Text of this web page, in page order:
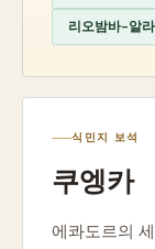
리오밤바-알
식민지 보석
쿠엥카
에콰도르의